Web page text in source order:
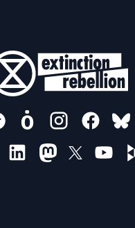
FOLLOW US ON